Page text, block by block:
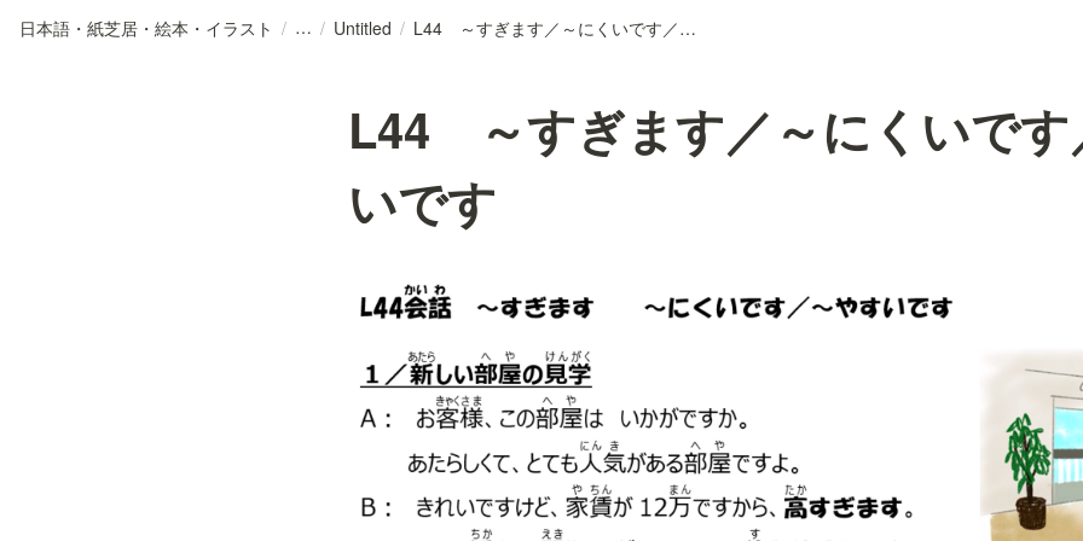
日本語・紙芝居・絵本・イラスト / / Untitled / L44 ～すぎます／～にくいです／～やすいです
L44 ～すぎます／～にくいです
いです